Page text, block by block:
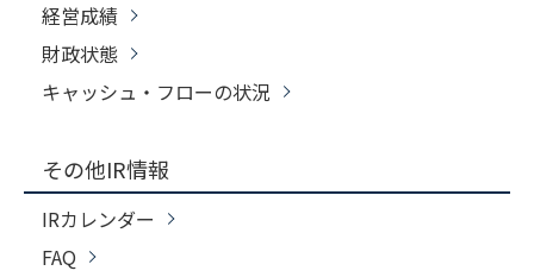
経営成績
財政状態
キャッシュ・フローの状況
その他IR情報
IRカレンダー
FAQ